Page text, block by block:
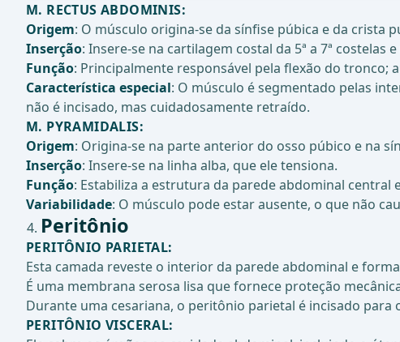
M. RECTUS ABDOMINIS:
Origem: O músculo origina-se da sínfise púbica e da crista
Inserção: Insere-se na cartilagem costal da 5ª a 7ª costelas
Função: Principalmente responsável pela flexão do
Característica especial: O músculo é segmentado pelas
não é incisado, mas cuidadosamente retraído.
M. PYRAMIDALIS:
Origem: Origina-se na parte anterior do osso púbico e na
Inserção: Insere-se na linha alba, que ele tensiona.
Função: Estabiliza a estrutura da parede abdominal central
Variabilidade: O músculo pode estar ausente, o que não
Peritônio
PERITÔNIO PARIETAL:
Esta camada reveste o interior da parede abdominal e
É uma membrana serosa lisa que fornece proteção
Durante uma cesariana, o peritônio parietal é incisado para
PERITÔNIO VISCERAL: